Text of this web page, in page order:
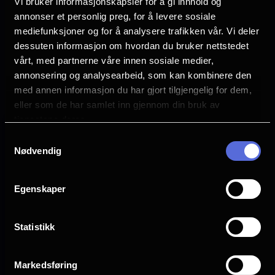
annonser et personlig preg, for å levere sosiale
mediefunksjoner og for å analysere trafikken vår. Vi deler
dessuten informasjon om hvordan du bruker nettstedet
vårt, med partnerne våre innen sosiale medier,
annonsering og analysearbeid, som kan kombinere den
med annen informasjon du har gjort tilgjengelig for dem,
eller som de har samlet inn gjennom din bruk av
Nødvendig
Egenskaper
Statistikk
Markedsføring
Spider-Man: Brand New Day
Se
tider
Vaiana
Se
tider